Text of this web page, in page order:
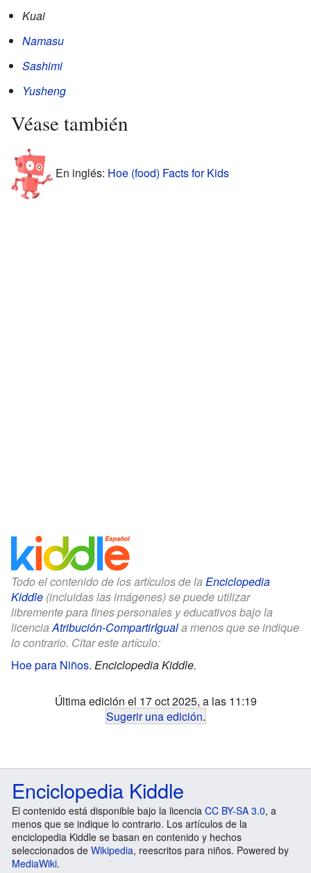
Kuai
Namasu
Sashimi
Yusheng
Véase también
En inglés: Hoe (food) Facts for Kids
Todo el contenido de los artículos de la Enciclopedia
Kiddle (incluidas las imágenes) se puede utilizar
libremente para fines personales y educativos bajo la
licenciaAtribución-CompartirIguala menos que se indique
lo contrario. Citar este artículo:
Hoe para Niños. Enciclopedia Kiddle.
Última edición el 17 oct 2025, a las 11:19
Sugerir una edición.
Enciclopedia Kiddle
El contenido está disponible bajo la licencia CC BY-SA 3.0, a
menos que se indique lo contrario. Los artículos de la
enciclopedia Kiddle se basan en contenido y hechos
seleccionados de Wikipedia, reescritos para niños. Powered by
MediaWiki.